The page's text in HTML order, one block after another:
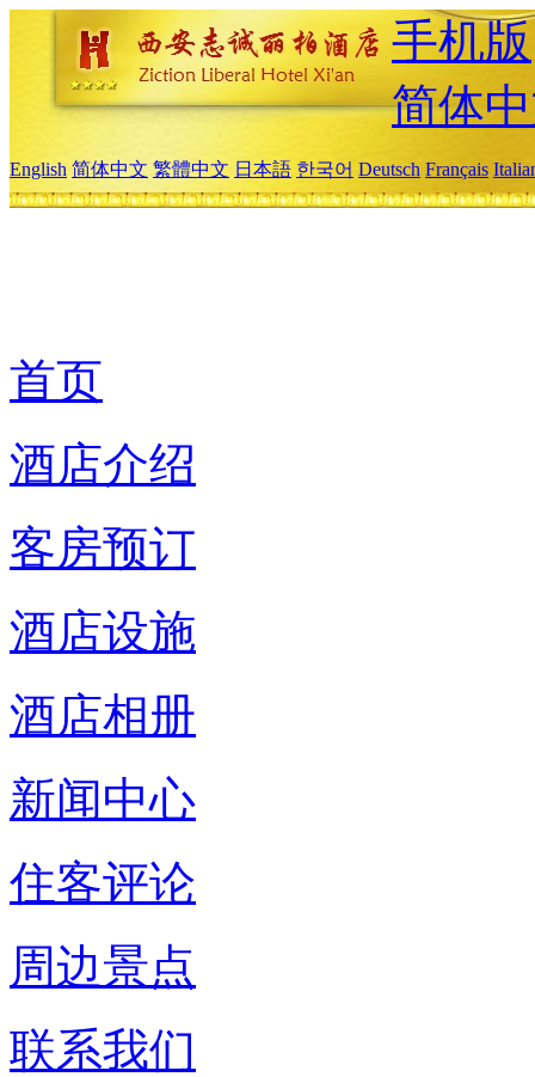
手机版
简体
English 简体中文 繁體中文 日本語 한국어 Deutsch Français
首页
酒店介绍
客房预订
酒店设施
酒店相册
新闻中心
住客评论
周边景点
联系我们